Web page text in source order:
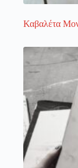
Καβαλέτα